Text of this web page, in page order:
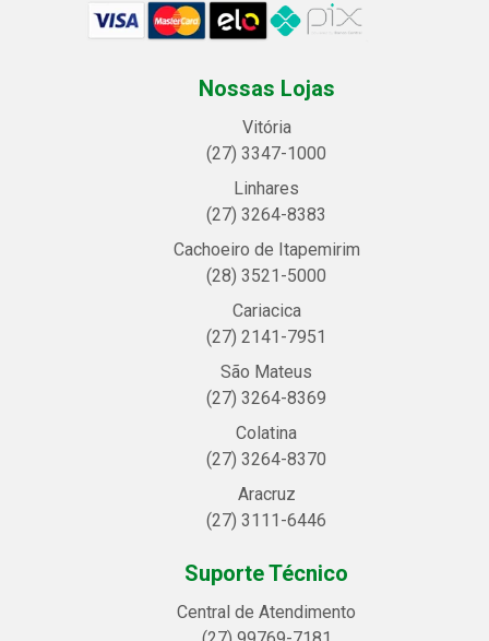
Nossas Lojas
Vitória
(27) 3347-1000
Linhares
(27) 3264-8383
Cachoeiro de Itapemirim
(28) 3521-5000
Cariacica
(27) 2141-7951
São Mateus
(27) 3264-8369
Colatina
(27) 3264-8370
Aracruz
(27) 3111-6446
Suporte Técnico
Central de Atendimento